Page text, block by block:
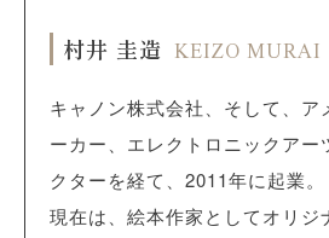
村井 圭造 KEIZO MURAI
キャノン株式会社、そして、ア
ーカー、エレクトロニックアー
クターを経て、2011年に起業。
現在は、絵本作家としてオリジ